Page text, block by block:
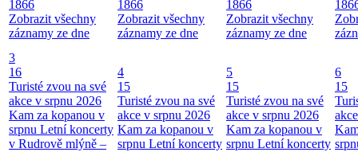
1866
Zobrazit všechny
záznamy ze dne
1866
Zobrazit všechny
záznamy ze dne
1866
Zobrazit všechny
záznamy ze dne
3
16
Turisté zvou na své
akce v srpnu 2026
Kam za kopanou v
srpnu Letní koncerty
v Rudrově mlýně –
4
15
Turisté zvou na své
akce v srpnu 2026
Kam za kopanou v
srpnu Letní koncerty
5
15
Turisté zvou na své
akce v srpnu 2026
Kam za kopanou v
srpnu Letní koncerty
6
15